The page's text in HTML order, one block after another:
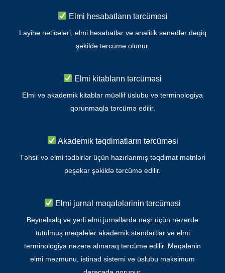
Elmi hesabatların tərcüməsi
Layihə nəticələri, elmi hesabatlar və analitik sənədlər dəqiq
şəkildə tərcümə olunur.
Elmi kitabların tərcüməsi
Elmi və akademik kitablar müəllif üslubu və terminologiya
qorunmaqla tərcümə edilir.
Akademik təqdimatların tərcüməsi
Təhsil və elmi tədbirlər üçün hazırlanmış təqdimat mətnləri
peşəkar şəkildə tərcümə edilir.
Elmi jurnal məqalələrinin tərcüməsi
Beynəlxalq və yerli elmi jurnallarda nəşr üçün nəzərdə
tutulmuş məqalələr akademik standartlar və elmi
terminologiya nəzərə alınaraq tərcümə edilir. Məqalənin
elmi məzmunu, istinad sistemi və üslubu maksimum